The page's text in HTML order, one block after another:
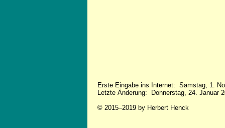
Erste Eingabe ins Internet: Samstag, 1.
Letzte Änderung: Donnerstag, 24. Januar
© 2015–2019 by Herbert Henck